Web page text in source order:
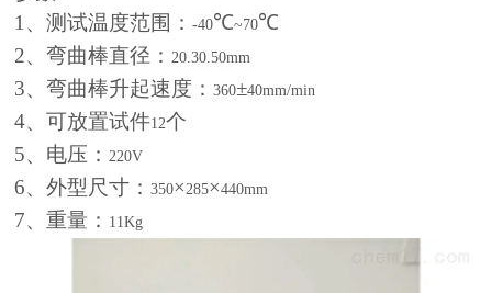
1 、测试温度范围：-40℃~70℃
2、弯曲棒直径： 20.30.50mm
3、弯曲棒升起速度：360±40mm/min
4、可放置试件12个
5、电压： 220V
6、外型尺寸：350× 285×440mm
7、重量： 11Kg